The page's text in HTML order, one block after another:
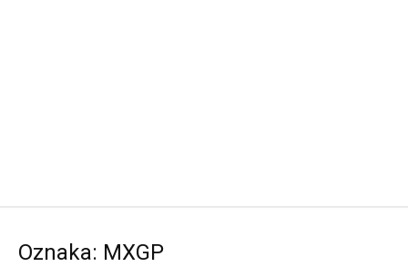
Oznaka: MXGP